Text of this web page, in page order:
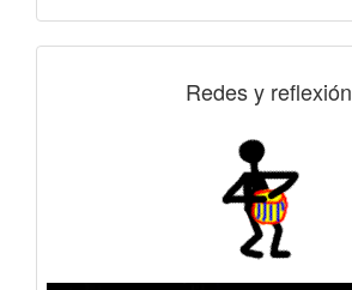
Redes y reflexión